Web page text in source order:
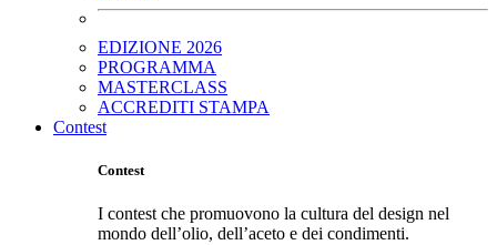
EDIZIONE 2026
PROGRAMMA
MASTERCLASS
ACCREDITI STAMPA
Contest
Contest
I contest che promuovono la cultura del design nel
mondo dell’olio, dell’aceto e dei condimenti.